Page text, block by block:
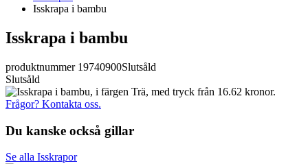
Isskrapa i bambu
Isskrapa i bambu
produktnummer 19740900Slutsåld
Slutsåld
Frågor? Kontakta oss.
Du kanske också gillar
Se alla Isskrapor